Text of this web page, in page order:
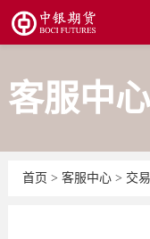
客服中心
首页 > 客服中心 > 交